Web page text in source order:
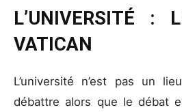
L’UNIVERSITÉ :
VATICAN
L’université n’est pas un
débattre alors que le débat